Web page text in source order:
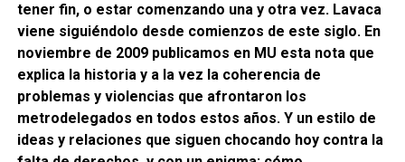
tener fin, o estar comenzando una y otra vez. Lavaca
viene siguiéndolo desde comienzos de este siglo. En
noviembre de 2009 publicamos en MU esta nota que
explica la historia y a la vez la coherencia de
problemas y violencias que afrontaron los
metrodelegados en todos estos años. Y un estilo de
ideas y relaciones que siguen chocando hoy contra la